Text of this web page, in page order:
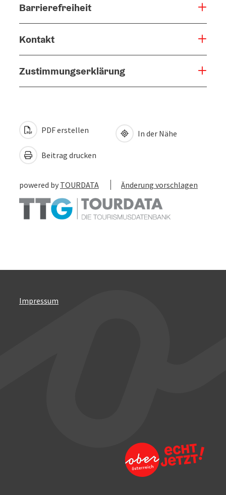
Barrierefreiheit
Kontakt
Zustimmungserklärung
PDF erstellen
Beitrag drucken
In der Nähe
powered by TOURDATA Änderung vorschlagen
Impressum